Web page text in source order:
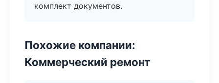
комплект документов.
Похожие компании:
Коммерческий ремонт